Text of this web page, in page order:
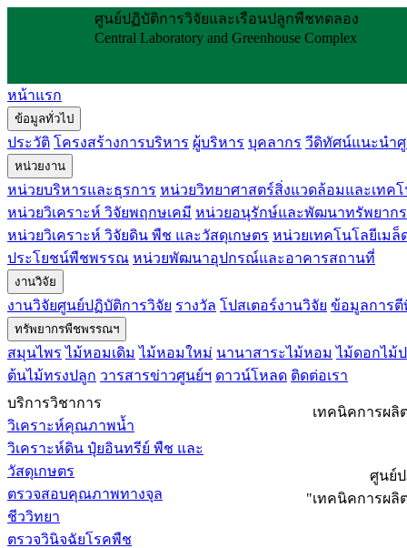
ศูนย์ปฏิบัติการวิจัยและเรือนปลูกพืชทดลอง
Central Laboratory and Greenhouse Complex
หน้าแรก
ข้อมูลทั่วไป
ประวัติ โครงสร้างการบริหาร ผู้บริหาร บุคลากร วีดิทัศน์แนะนำ
หน่วยงาน
หน่วยบริหารและธุรการ หน่วยวิทยาศาสตร์สิ่งแวดล้อมและเทค
หน่วยวิเคราะห์ วิจัยพฤกษเคมี หน่วยอนุรักษ์และพัฒนาทรัพยาก
หน่วยวิเคราะห์ วิจัยดิน พืช และวัสดุเกษตร หน่วยเทคโนโลยีเม
ประโยชน์พืชพรรณ หน่วยพัฒนาอุปกรณ์และอาคารสถานที่
งานวิจัย
งานวิจัยศูนย์ปฏิบัติการวิจัย รางวัล โปสเตอร์งานวิจัย ข้อมูลการตี
ทรัพยากรพืชพรรณฯ
สมุนไพร ไม้หอมเดิม ไม้หอมใหม่ นานาสาระไม้หอม ไม้ดอกไม้
ต้นไม้ทรงปลูก วารสารข่าวศูนย์ฯ ดาวน์โหลด ติดต่อเรา
บริการวิชาการ
วิเคราะห์คุณภาพน้ำ
วิเคราะห์ดิน ปุ๋ยอินทรีย์ พืช และ
วัสดุเกษตร
ตรวจสอบคุณภาพทางจุล
ชีววิทยา
ตรวจวินิจฉัยโรคพืช
เทคนิคการผลิ
ศูนย์
"เทคนิคการผลิ